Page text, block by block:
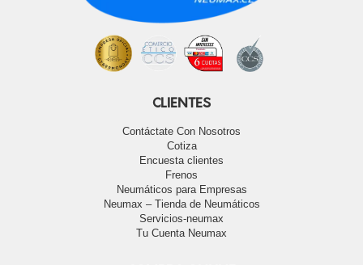
CLIENTES
Contáctate Con Nosotros
Cotiza
Encuesta clientes
Frenos
Neumáticos para Empresas
Neumax – Tienda de Neumáticos
Servicios-neumax
Tu Cuenta Neumax